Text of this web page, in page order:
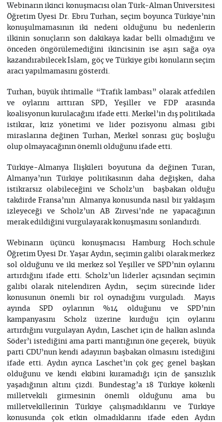
Webinarın ikinci konuşmacısı olan Türk-Alman Üniversitesi
Öğretim Üyesi Dr. Ebru Turhan, seçim boyunca Türkiye’nin
konuşulmamasının iki nedeni olduğunu bu nedenlerin
ilkinin sonuçların son dakikaya kadar belli olmadığını ve
önceden öngörülemediğini ikincisinin ise aşırı sağa oya
kazandırabilecek İslam, göç ve Türkiye gibi konuların seçim
aracı yapılmamasını gösterdi.
Turhan, büyük ihtimalle “Trafik lambası” olarak atfedilen
ve oylarını arttıran SPD, Yeşiller ve FDP arasında
koalisyonun kurulacağını ifade etti. Merkel’in dış politikada
istikrar, kriz yönetimi ve lider pozisyonu alması gibi
miraslarına değinen Turhan, Merkel sonrası güç boşluğu
olup olmayacağının önemli olduğunu ifade etti.
Türkiye-Almanya İlişkileri boyutuna da değinen Turan,
Almanya’nın Türkiye politikasının daha değişken, daha
istikrarsız olabileceğini ve Scholz’un başbakan olduğu
takdirde Fransa’nın Almanya konusunda nasıl bir yaklaşım
izleyeceği ve Scholz’un AB Zirvesi'nde ne yapacağının
merak edildiğini vurgulayarak konuşmasını sonlandırdı.
Webinarın üçüncü konuşmacısı Hamburg Hoch.schule
Öğretim Üyesi Dr. Yaşar Aydın, seçimin galibi olarak merkez
sol olduğunu ve iki merkez sol Yeşiller ve SPD’nin oylarını
artırdığını ifade etti. Scholz’un liderler açısından seçimin
galibi olarak nitelendiren Aydın, seçim sürecinde lider
konusunun önemli bir rol oynadığını vurguladı. Mayıs
ayında SPD oylarının %14 olduğunu ve SPD’nin
kampanyasını Scholz üzerine kurduğu için oylarını
artırdığını vurgulayan Aydın, Laschet için de halkın aslında
Söder’i istediğini ama parti mantığının öne geçerek, büyük
parti CDU’nun kendi adayının başbakan olmasını istediğini
ifade etti. Aydın ayrıca Laschet’in çok geç genel başkan
olduğunu ve kendi ekibini kuramadığı için de şansızlık
yaşadığının altını çizdi. Bundestag’a 18 Türkiye kökenli
milletvekili girmesinin önemli olduğunu ama bu
milletvekillerinin Türkiye çalışmadıklarını ve Türkiye
konusunda çok etkin olmadıklarını ifade eden Aydın